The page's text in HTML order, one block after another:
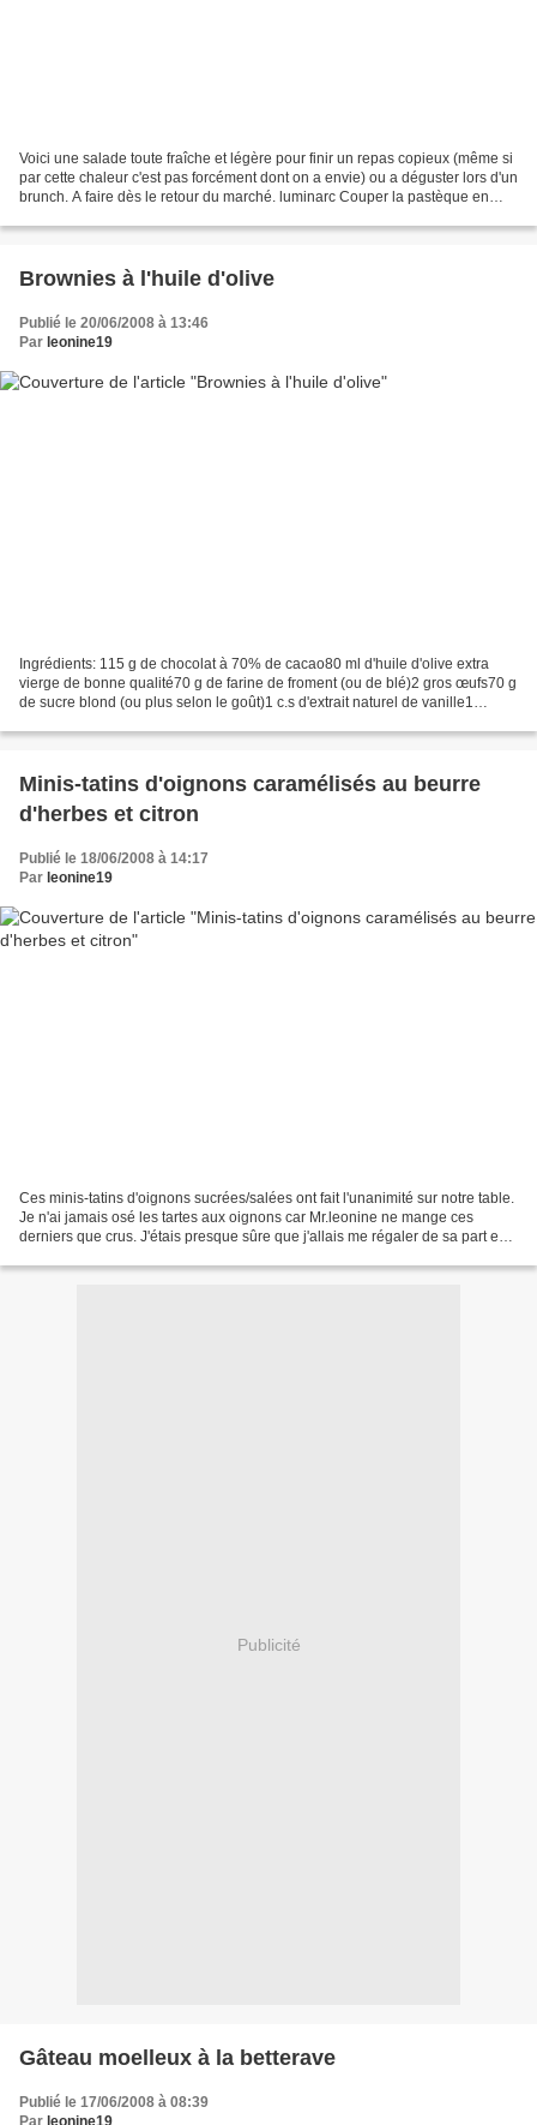
Voici une salade toute fraîche et légère pour finir un repas copieux (même si
par cette chaleur c'est pas forcément dont on a envie) ou a déguster lors d'un
brunch. A faire dès le retour du marché. luminarc Couper la pastèque en
Brownies à l'huile d'olive
Publié le 20/06/2008 à 13:46
Par leonine19
Ingrédients: 115 g de chocolat à 70% de cacao80 ml d'huile d'olive extra
vierge de bonne qualité70 g de farine de froment (ou de blé)2 gros œufs70 g
de sucre blond (ou plus selon le goût)1 c.s d'extrait naturel de vanille1
Minis-tatins d'oignons caramélisés au beurre
d'herbes et citron
Publié le 18/06/2008 à 14:17
Par leonine19
Ces minis-tatins d'oignons sucrées/salées ont fait l'unanimité sur notre table.
Je n'ai jamais osé les tartes aux oignons car Mr.leonine ne mange ces
derniers que crus. J'étais presque sûre que j'allais me régaler de sa part en
Publicité
Gâteau moelleux à la betterave
Publié le 17/06/2008 à 08:39
Par leonine19